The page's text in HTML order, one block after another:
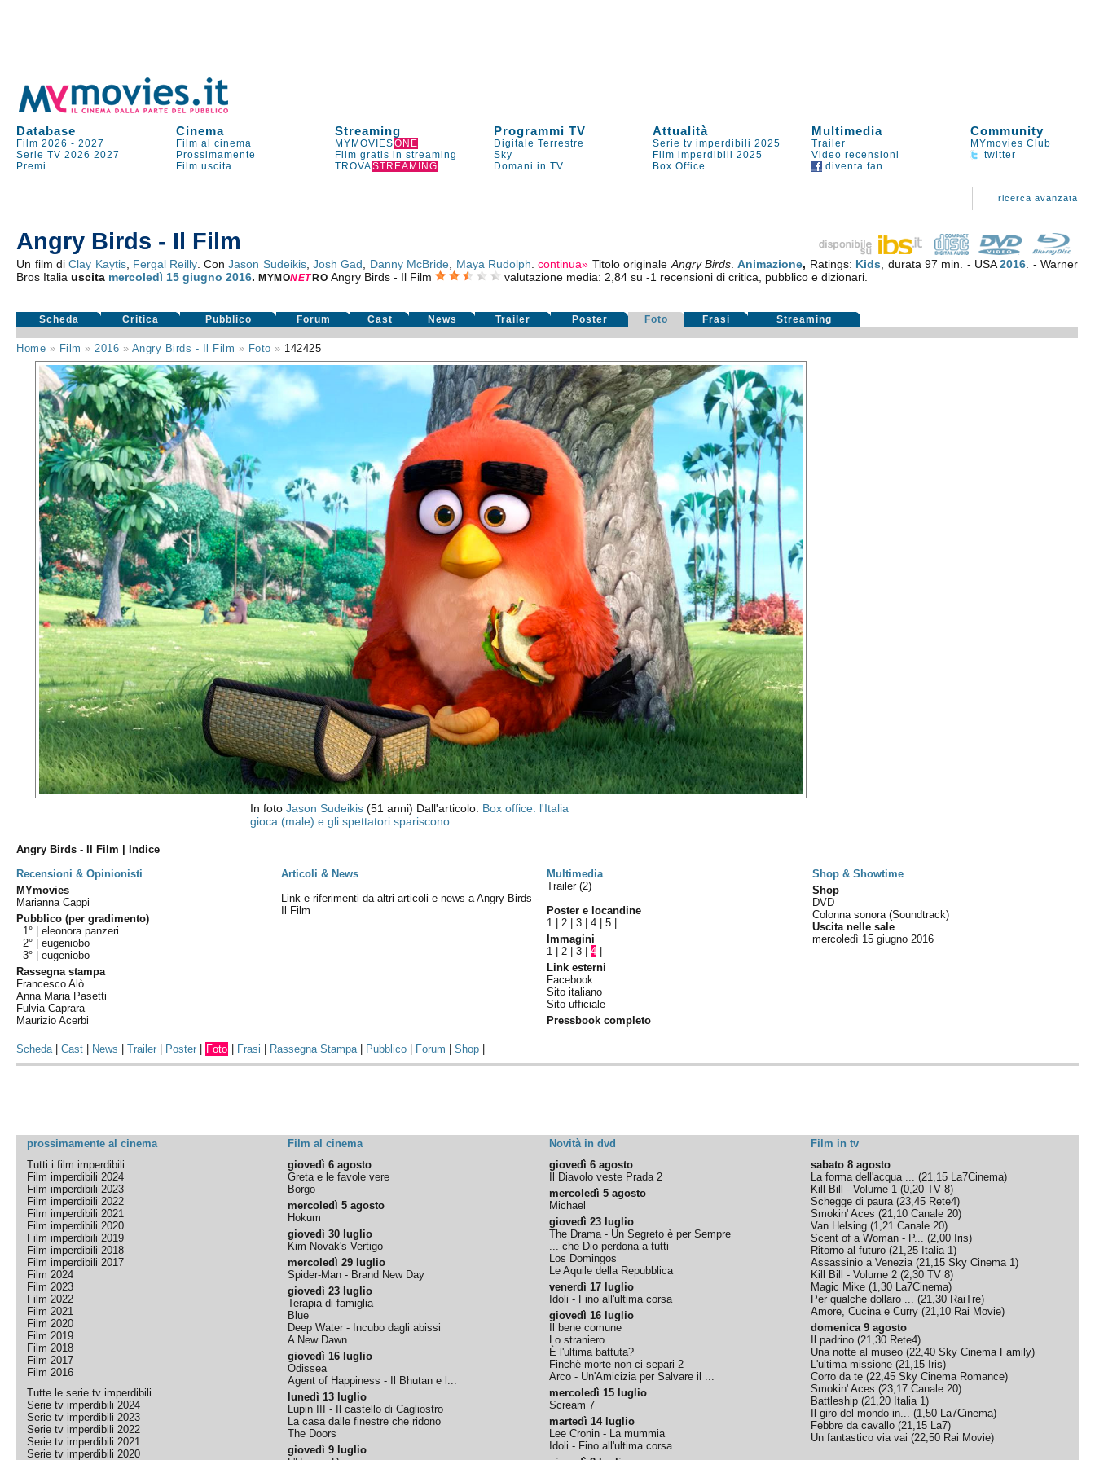
Database Cinema Streaming Programmi TV Attualità Multimedia Community
Film 2026 -2027 Film al cinema MYMOVIESONE Digitale Terrestre Serie tv imperdibili 2025 Trailer
MYmovies Club
Serie TV 2026 2027 Prossimamente Film gratis in streaming Sky Film imperdibili 2025 Video recensioni
twitter
Premi
Film uscita TROVASTREAMING Domani in TV Box Office diventa fan
ricerca avanzata
Angry Birds - Il Film
Un film diClay Kaytis, Fergal Reilly. ConJason Sudeikis,Josh Gad Danny McBride Maya Rudolph .continua» Titolo originale Angry Birds.Animazione, Ratings: Kids , durata 97 min. - USA2016 . - Warner
Bros Italiauscita mercoledì 15 giugno 2016.MYMONET RO Angry Birds - Il Film valutazione media: 2,84 su -1 recensioni di critica, pubblico e dizionari.
Scheda Critica Pubblico Forum Cast News Trailer Poster Foto Frasi Streaming
Home » Film » 2016 » Angry Birds - Il Film » Foto » 142425
In foto Jason Sudeikis(51 anni) Dall'articolo: Box office: l'Italia
gioca (male) e gli spettatori spariscono.
Angry Birds - Il Film | Indice
Recensioni & Opinionisti
Articoli & News Multimedia
Shop & Showtime
MYmovies
Marianna Cappi
Pubblico (per gradimento)
1° |eleonora panzeri
2° |eugeniobo
3° |eugeniobo
Rassegna stampa
Francesco Alò
Anna Maria Pasetti
Fulvia Caprara
Maurizio Acerbi
Link e riferimenti da altri articoli e news a Angry Birds -
Il Film
Trailer (2)
Poster e locandine
1 |2 |3 |4 |5
Immagini
1 |2 |3 |4
Link esterni
Facebook
Sito italiano
Sito ufficiale
Pressbook completo
Shop
DVD
Colonna sonora (Soundtrack)
Uscita nelle sale
mercoledì 15 giugno 2016
Scheda|Cast News |Trailer Poster Foto Frasi Rassegna Stampa| Pubblico Forum |Shop
prossimamente al cinema Film al cinema Novità in dvd
Film in tv
Tutti i film imperdibili
Film imperdibili 2024
Film imperdibili 2023
Film imperdibili 2022
Film imperdibili 2021
Film imperdibili 2020
Film imperdibili 2019
Film imperdibili 2018
Film imperdibili 2017
Film 2024
Film 2023
Film 2022
Film 2021
Film 2020
Film 2019
Film 2018
Film 2017
Film 2016
Tutte le serie tv imperdibili
Serie tv imperdibili 2024
Serie tv imperdibili 2023
Serie tv imperdibili 2022
Serie tv imperdibili 2021
Serie tv imperdibili 2020
giovedì 6 agosto
Greta e le favole vere
Borgo
mercoledì 5 agosto
Hokum
giovedì 30 luglio
Kim Novak's Vertigo
mercoledì 29 luglio
Spider-Man - Brand New Day
giovedì 23 luglio
Terapia di famiglia
Blue
Deep Water - Incubo dagli abissi
A New Dawn
giovedì 16 luglio
Odissea
Agent of Happiness - Il Bhutan e l...
lunedì 13 luglio
Lupin III - Il castello di Cagliostro
La casa dalle finestre che ridono
The Doors
giovedì 9 luglio
giovedì 6 agosto
Il Diavolo veste Prada 2
mercoledì 5 agosto
Michael
giovedì 23 luglio
The Drama - Un Segreto è per Sempre
... che Dio perdona a tutti
Los Domingos
Le Aquile della Repubblica
venerdì 17 luglio
Idoli - Fino all'ultima corsa
giovedì 16 luglio
Il bene comune
Lo straniero
È l'ultima battuta?
Finchè morte non ci separi 2
Arco - Un'Amicizia per Salvare il ...
mercoledì 15 luglio
Scream 7
martedì 14 luglio
Lee Cronin - La mummia
Idoli - Fino all'ultima corsa
sabato 8 agosto
La forma dell'acqua ... (21,15 La7Cinema)
Kill Bill - Volume 1 (0,20 TV 8)
Schegge di paura(23,45 Rete4)
Smokin' Aces (21,10 Canale 20)
Van Helsing (1,21 Canale 20)
Scent of a Woman - P... (2,00 Iris)
Ritorno al futuro (21,25 Italia 1)
Assassinio a Venezia(21,15 Sky Cinema 1)
Kill Bill - Volume 2 (2,30 TV 8)
Magic Mike (1,30 La7Cinema)
Per qualche dollaro ... (21,30 RaiTre)
Amore, Cucina e Curry (21,10 Rai Movie)
domenica 9 agosto
Il padrino (21,30 Rete4)
Una notte al museo (22,40 Sky Cinema Family)
L'ultima missione (21,15 Iris)
Corro da te (22,45 Sky Cinema Romance)
Smokin' Aces (23,17 Canale 20)
Battleship (21,20 Italia 1)
Il giro del mondo in... (1,50 La7Cinema)
Febbre da cavallo (21,15 La7)
Un fantastico via vai (22,50 Rai Movie)